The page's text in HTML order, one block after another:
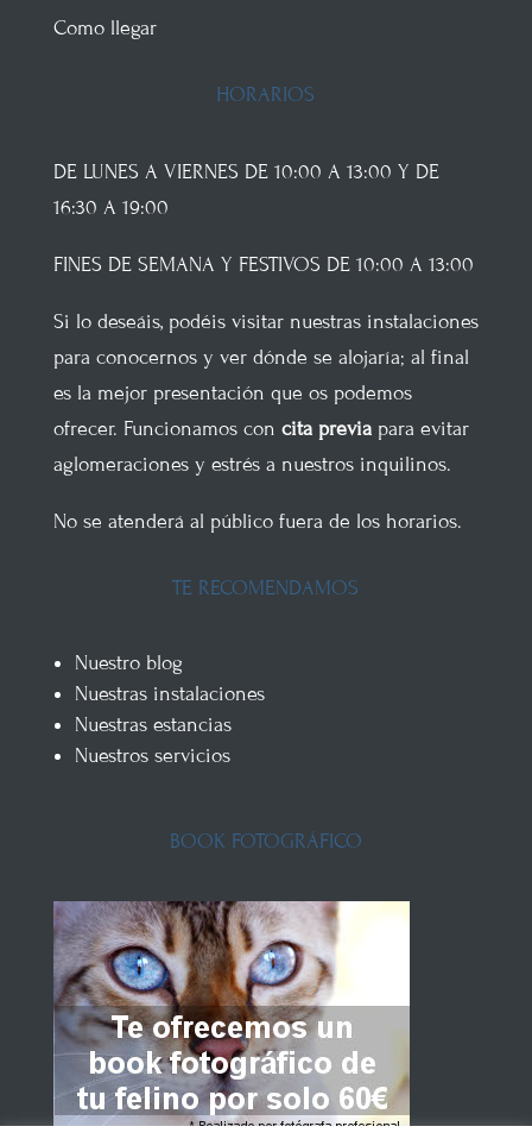
Como llegar
HORARIOS
DE LUNES A VIERNES DE 10:00 A 13:00 Y DE
16:30 A 19:00
FINES DE SEMANA Y FESTIVOS DE 10:00 A 13:00
Si lo deseáis, podéis visitar nuestras instalaciones
para conocernos y ver dónde se alojaría; al final
es la mejor presentación que os podemos
ofrecer. Funcionamos con cita previapara evitar
aglomeraciones y estrés a nuestros inquilinos.
No se atenderá al público fuera de los horarios.
TE RECOMENDAMOS
Nuestro blog
Nuestras instalaciones
Nuestras estancias
Nuestros servicios
BOOK FOTOGRÁFICO